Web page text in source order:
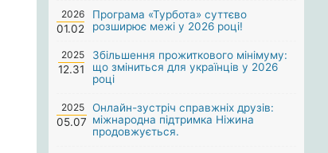
2026
01.02
Програма «Турбота» суттєво
розширює межі у 2026 році!
2025
12.31
Збільшення прожиткового мінімуму:
що зміниться для українців у 2026
році
2025
05.07
Онлайн-зустріч справжніх друзів:
міжнародна підтримка Ніжина
продовжується.